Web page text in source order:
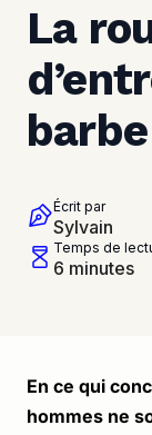
La
Écrit par
Sylvain
Temps de
6 minutes
En ce qui
hommes ne